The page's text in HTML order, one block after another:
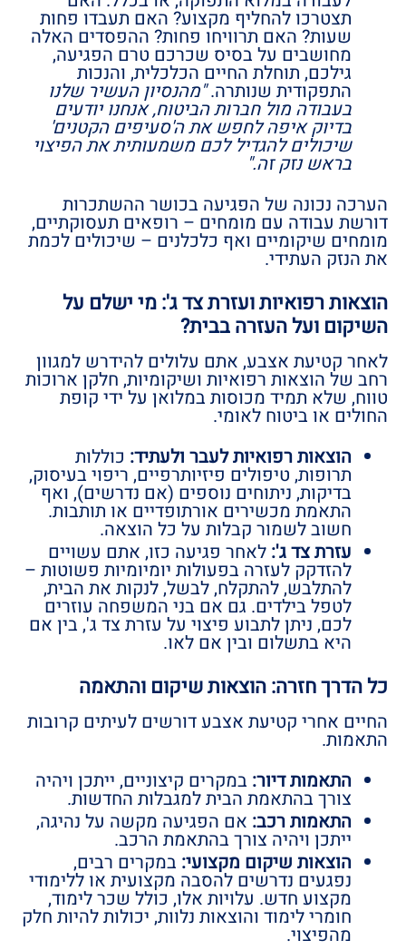
תצטרכו להחליף מקצוע? האם תעבדו פחות
שעות? האם תרוויחו פחות? ההפסדים האלה
מחושבים על בסיס שכרכם טרם הפגיעה,
גילכם, תוחלת החיים הכלכלית, והנכות
התפקודית שנותרה."מהנסיון העשיר שלנו
בעבודה מול חברות הביטוח, אנחנו יודעים
בדיוק איפה לחפש את ה'סעיפים הקטנים'
שיכולים להגדיל לכם משמעותית את הפיצוי
בראש נזק זה."
הערכה נכונה של הפגיעה בכושר ההשתכרות
דורשת עבודה עם מומחים – רופאים תעסוקתיים,
מומחים שיקומיים ואף כלכלנים – שיכולים לכמת
את הנזק העתידי.
הוצאות רפואיות ועזרת צד ג': מי ישלם על
השיקום ועל העזרה בבית?
לאחר קטיעת אצבע, אתם עלולים להידרש למגוון
רחב של הוצאות רפואיות ושיקומיות, חלקן ארוכות
טווח, שלא תמיד מכוסות במלואן על ידי קופת
החולים או ביטוח לאומי.
הוצאות רפואיות לעבר ולעתיד: כוללות
תרופות, טיפולים פיזיותרפיים, ריפוי בעיסוק,
בדיקות, ניתוחים נוספים (אם נדרשים), ואף
התאמת מכשירים אורתופדיים או תותבות.
חשוב לשמור קבלות על כל הוצאה.
עזרת צד ג': לאחר פגיעה כזו, אתם עשויים
להזדקק לעזרה בפעולות יומיומיות פשוטות –
להתלבש, להתקלח, לבשל, לנקות את הבית,
לטפל בילדים. גם אם בני המשפחה עוזרים
לכם, ניתן לתבוע פיצוי על עזרת צד ג', בין אם
היא בתשלום ובין אם לאו.
כל הדרך חזרה: הוצאות שיקום והתאמה
החיים אחרי קטיעת אצבע דורשים לעיתים קרובות
התאמות.
התאמות דיור: במקרים קיצוניים, ייתכן ויהיה
צורך בהתאמת הבית למגבלות החדשות.
התאמות רכב: אם הפגיעה מקשה על נהיגה,
ייתכן ויהיה צורך בהתאמת הרכב.
הוצאות שיקום מקצועי: במקרים רבים,
נפגעים נדרשים להסבה מקצועית או ללימודי
מקצוע חדש. עלויות אלו, כולל שכר לימוד,
חומרי לימוד והוצאות נלוות, יכולות להיות חלק
מהפיצוי.